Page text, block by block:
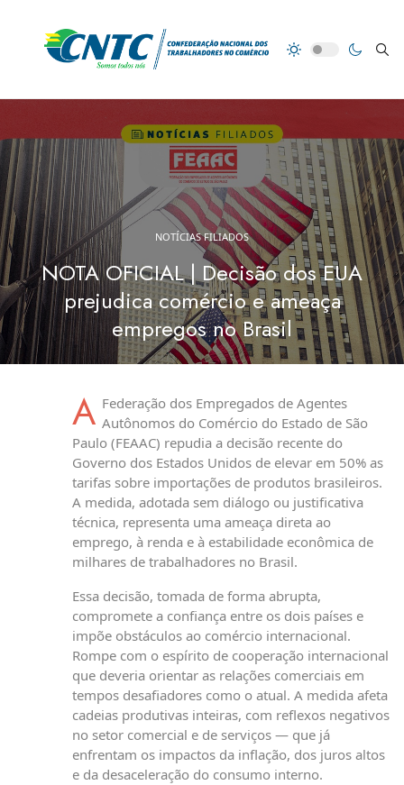
NOTÍCIAS FILIADOS
NOTA OFICIAL | Decisão dos EUA
prejudica comércio e ameaça
empregos no Brasil
A Federação dos Empregados de Agentes
Autônomos do Comércio do Estado de São
Paulo (FEAAC) repudia a decisão recente do
Governo dos Estados Unidos de elevar em 50% as
tarifas sobre importações de produtos brasileiros.
A medida, adotada sem diálogo ou justificativa
técnica, representa uma ameaça direta ao
emprego, à renda e à estabilidade econômica de
milhares de trabalhadores no Brasil.
Essa decisão, tomada de forma abrupta,
compromete a confiança entre os dois países e
impõe obstáculos ao comércio internacional.
Rompe com o espírito de cooperação internacional
que deveria orientar as relações comerciais em
tempos desafiadores como o atual. A medida afeta
cadeias produtivas inteiras, com reflexos negativos
no setor comercial e de serviços — que já
enfrentam os impactos da inflação, dos juros altos
e da desaceleração do consumo interno.